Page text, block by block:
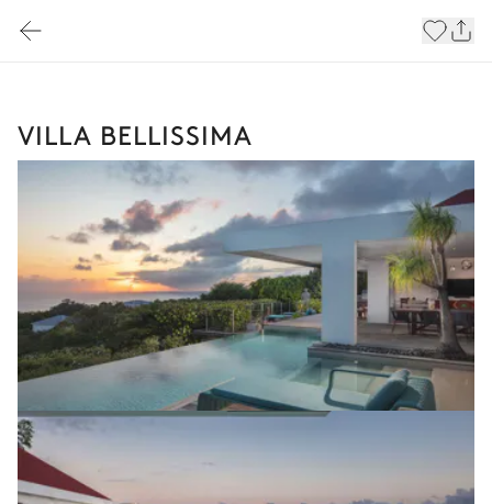
VILLA BELLISSIMA